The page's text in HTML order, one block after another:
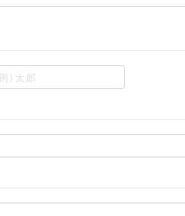
する氏名、住所、電話番号、メールアドレ
ものをいいます。また、その情報のみで
果的にお客様個人を識別できるものも個